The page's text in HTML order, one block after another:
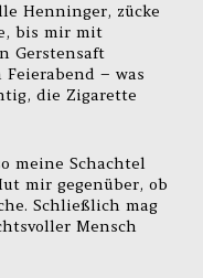
Henninger, zücke
bis mir mit
Gerstensaft
– was
die Zigarette
meine Schachtel
mir gegenüber, ob
Schließlich mag
Mensch